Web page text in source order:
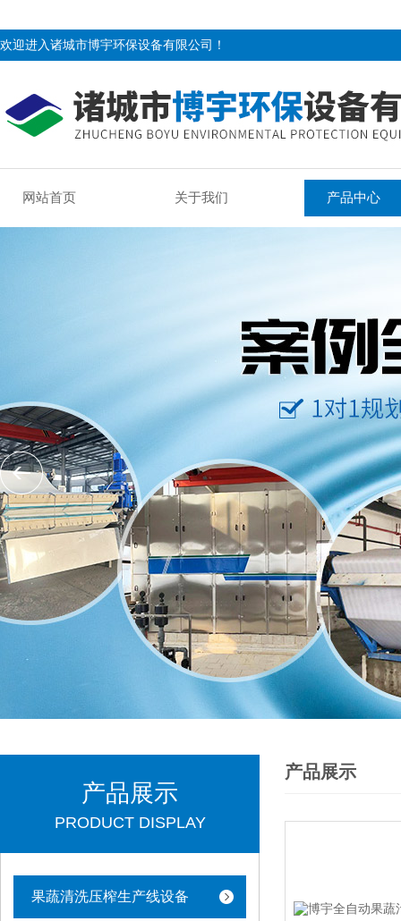
欢迎进入诸城市博宇环保设备有限公司！
网站首页 关于我们 产品中心
产品展示
PRODUCT DISPLAY
果蔬清洗压榨生产线设备
产品展示